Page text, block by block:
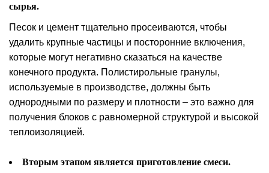
сырья.
Песок и цемент тщательно просеиваются, чтобы
удалить крупные частицы и посторонние включения,
которые могут негативно сказаться на качестве
конечного продукта. Полистирольные гранулы,
используемые в производстве, должны быть
однородными по размеру и плотности – это важно для
получения блоков с равномерной структурой и высокой
теплоизоляцией.
Вторым этапом является приготовление смеси.